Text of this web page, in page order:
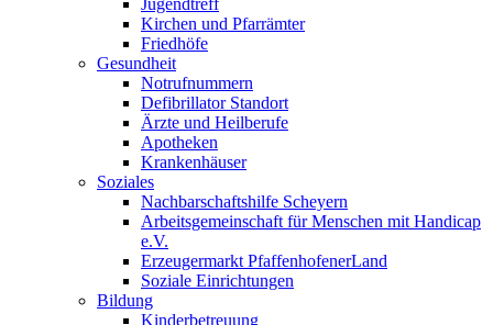
Jugendtreff
Kirchen und Pfarrämter
Friedhöfe
Gesundheit
Notrufnummern
Defibrillator Standort
Ärzte und Heilberufe
Apotheken
Krankenhäuser
Soziales
Nachbarschaftshilfe Scheyern
Arbeitsgemeinschaft für Menschen mit Handicap
e.V.
Erzeugermarkt PfaffenhofenerLand
Soziale Einrichtungen
Bildung
Kinderbetreuung